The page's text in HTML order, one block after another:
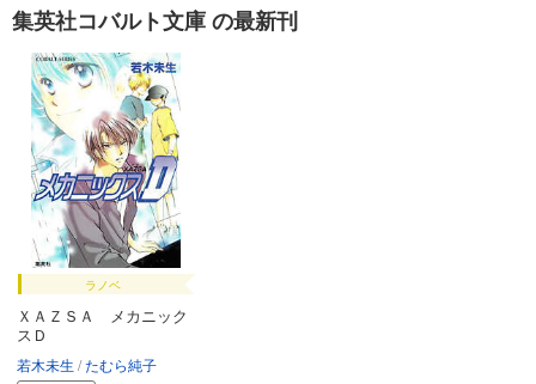
集英社コバルト文庫 の最新刊
ラノベ
ＸＡＺＳＡ メカニック
スＤ
若木未生 たむら純子